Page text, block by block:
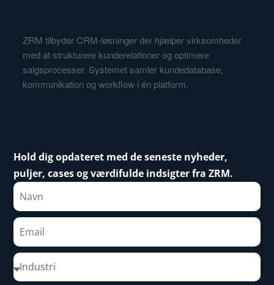
ZRM tilbyder CRM-løsninger der hjælper virksomheder
med at strukturere kunderelationer og optimere
salgsprocesser. Systemet samler kundedatabase,
kommunikation og workflow i én platform.
Hold dig opdateret med de seneste nyheder,
puljer, cases og værdifulde indsigter fra ZRM.